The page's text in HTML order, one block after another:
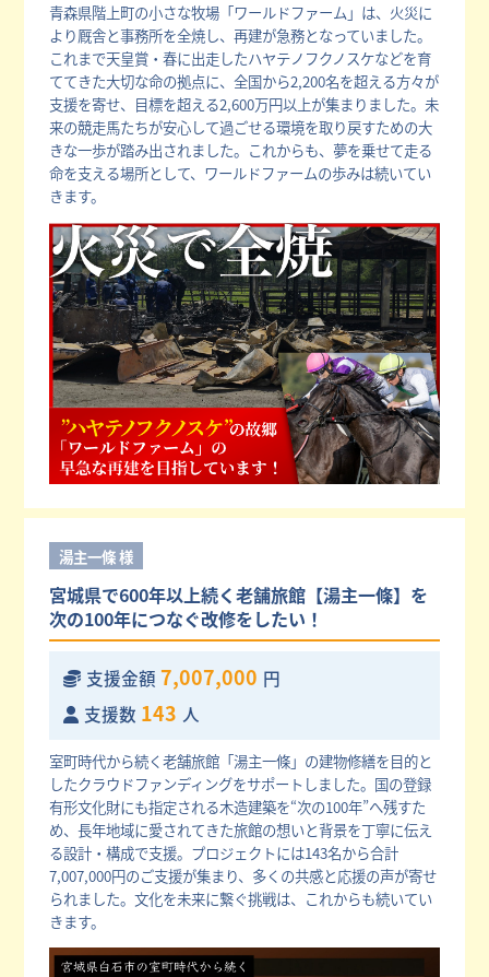
青森県階上町の小さな牧場「ワールドファーム」は、火災に
より厩舎と事務所を全焼し、再建が急務となっていました。
これまで天皇賞・春に出走したハヤテノフクノスケなどを育
ててきた大切な命の拠点に、全国から2,200名を超える方々が
支援を寄せ、目標を超える2,600万円以上が集まりました。未
来の競走馬たちが安心して過ごせる環境を取り戻すための大
きな一歩が踏み出されました。これからも、夢を乗せて走る
命を支える場所として、ワールドファームの歩みは続いてい
きます。
湯主一條 様
宮城県で600年以上続く老舗旅館【湯主一條】を
次の100年につなぐ改修をしたい！
支援金額 7,007,000 円
支援数 143 人
室町時代から続く老舗旅館「湯主一條」の建物修繕を目的と
したクラウドファンディングをサポートしました。国の登録
有形文化財にも指定される木造建築を“次の100年”へ残すた
め、長年地域に愛されてきた旅館の想いと背景を丁寧に伝え
る設計・構成で支援。プロジェクトには143名から合計
7,007,000円のご支援が集まり、多くの共感と応援の声が寄せ
られました。文化を未来に繋ぐ挑戦は、これからも続いてい
きます。